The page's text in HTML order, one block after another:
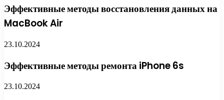
Эффективные методы восстановления данных на
MacBook Air
23.10.2024
Эффективные методы ремонта iPhone 6s
23.10.2024